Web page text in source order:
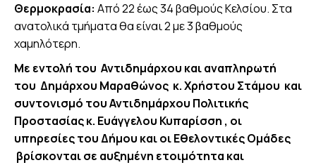
Θερμοκρασία: Από 22 έως 34 βαθμούς Κελσίου. Στα
ανατολικά τμήματα θα είναι 2 με 3 βαθμούς
χαμηλότερη.
Με εντολή του Αντιδημάρχου και αναπληρωτή
του Δημάρχου Μαραθώνος κ. Χρήστου Στάμου και
συντονισμό του Αντιδημάρχου Πολιτικής
Προστασίας κ. Ευάγγελου Κυπαρίσση , οι
υπηρεσίες του Δήμου και οι Εθελοντικές Ομάδες
βρίσκονται σε αυξημένη ετοιμότητα και